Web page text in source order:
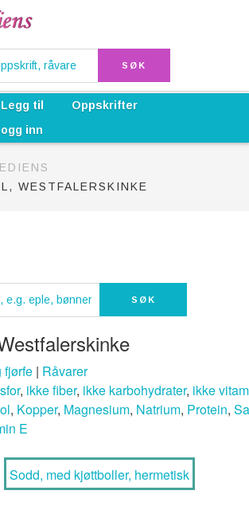
Legg til
Oppskrifter
inn
WESTFALERSKINKE
fjørfe | Råvarer
, ikke fiber, ikke karbohydrater, ikke
, Kopper, Magnesium, Natrium, Protein,
E
Sodd, med kjøttboller, hermetisk